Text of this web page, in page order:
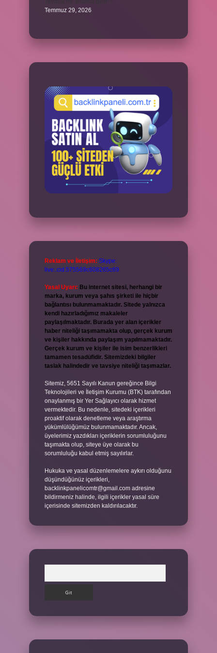
Temmuz 29, 2026
Reklam ve İletişim: Skype:
live:.cid.575569c608265c69
Yasal Uyarı: Bu internet sitesi, herhangi bir
marka, kurum veya şahıs şirketi ile hiçbir
bağlantısı bulunmamaktadır. Sitede yalnızca
kendi hazırladığımız makaleler
paylaşılmaktadır. Burada yer alan içerikler
haber niteliği taşımamakta olup, gerçek kurum
ve kişiler hakkında paylaşım yapılmamaktadır.
Gerçek kurum ve kişiler ile isim benzerlikleri
tamamen tesadüfidir. Sitemizdeki bilgiler
taslak halindedir ve tavsiye niteliği taşımazlar.
Sitemiz, 5651 Sayılı Kanun gereğince Bilgi
Teknolojileri ve İletişim Kurumu (BTK) tarafından
onaylanmış bir Yer Sağlayıcı olarak hizmet
vermektedir. Bu nedenle, sitedeki içerikleri
proaktif olarak denetleme veya araştırma
yükümlülüğümüz bulunmamaktadır. Ancak,
üyelerimiz yazdıkları içeriklerin sorumluluğunu
taşımakta olup, siteye üye olarak bu
sorumluluğu kabul etmiş sayılırlar.
Hukuka ve yasal düzenlemelere aykırı olduğunu
düşündüğünüz içerikleri,
backlinkpanelicomtr@gmail.com adresine
bildirmeniz halinde, ilgili içerikler yasal süre
içerisinde sitemizden kaldırılacaktır.